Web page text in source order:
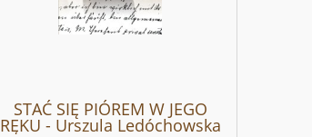
STAĆ SIĘ PIÓREM W JEGO
RĘKU - Urszula Ledóchowska